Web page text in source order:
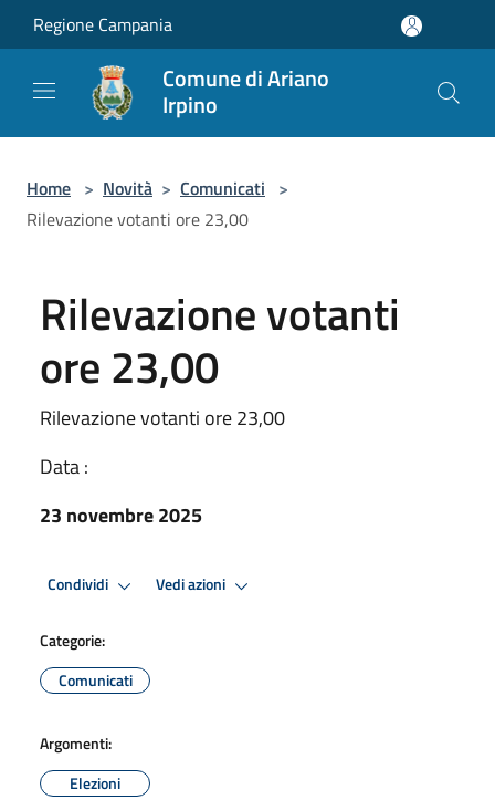
Salta al contenuto principale
Regione Campania
Comune di Ariano
Irpino
Home > Novità > Comunicati >
Rilevazione votanti ore 23,00
Rilevazione votanti
ore 23,00
Rilevazione votanti ore 23,00
Data :
23 novembre 2025
Condividi Vedi azioni
Categorie:
Comunicati
Argomenti:
Elezioni